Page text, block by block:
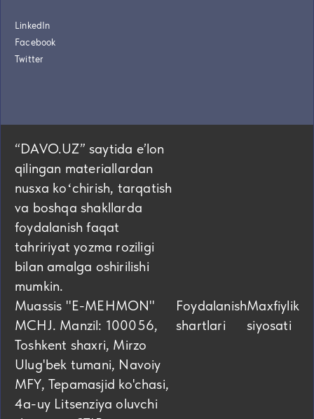
LinkedIn
Facebook
Twitter
“DAVO.UZ” saytida eʼlon
qilingan materiallardan
nusxa koʻchirish, tarqatish
va boshqa shakllarda
foydalanish faqat
tahririyat yozma roziligi
bilan amalga oshirilishi
mumkin.
Muassis "E-MEHMON"
MCHJ. Manzil: 100056,
Toshkent shaxri, Mirzo
Ulug'bek tumani, Navoiy
MFY, Tepamasjid ko'chasi,
4а-uy Litsenziya oluvchi
Foydalanish
shartlari
Maxfiylik
siyosati